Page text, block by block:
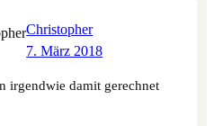
Christopher
7. März 2018
irgendwie damit gerechnet